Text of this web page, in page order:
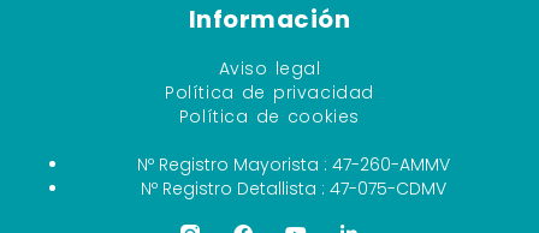
Información
Aviso legal
Política de privacidad
Política de cookies
Nº Registro Mayorista : 47-260-AMMV
Nº Registro Detallista : 47-075-CDMV